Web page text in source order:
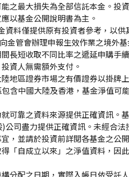
之最大損失為全部信託本金。投
以基金公開說明書為主。
料僅提供原有投資者參考，以
金管會辦理申報生效作業之境外基
長短收取不同比率之遞延申購手
資人無需額外支付。
地區證券市場之有價證券以掛
含中國大陸及香港，基金淨值
可靠之資料來源提供正確資訊。
司盡力提供正確資訊。未經合
，並請於投資前詳閱各基金之公
「自成立以來」之淨值資料，因
分配之日期，實際入帳日依受託